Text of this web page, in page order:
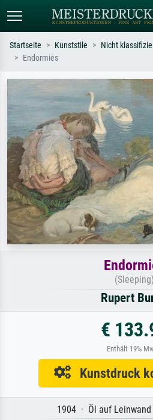
Suchen Sie nach Künstlern, Werktiteln
oder Stilen – z.B. Monet,
Sternennacht, Impressionismus, Welle
Hokusai, Akt.
Startseite Kunststile Nicht
Endormies
(Sleeping)
Rupert
€
Enthält 19%
Kunstdruck
1904 · Öl auf